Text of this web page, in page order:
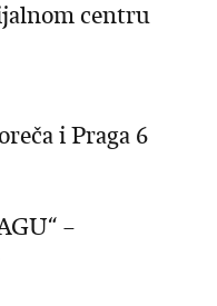
centru
i Praga 6
–